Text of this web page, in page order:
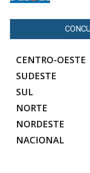
CENTRO-OESTE
SUDESTE
SUL
NORTE
NORDESTE
NACIONAL